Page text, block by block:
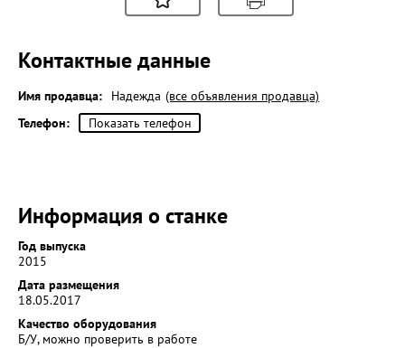
Контактные данные
Имя продавца: Надежда (все объявления продавца)
Телефон:
Показать телефон
Информация о станке
Год выпуска
2015
Дата размещения
18.05.2017
Качество оборудования
Б/У, можно проверить в работе